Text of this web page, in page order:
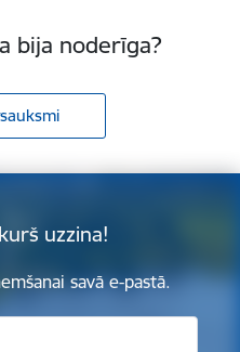
bija noderīga?
uzzina!
savā e-pastā.